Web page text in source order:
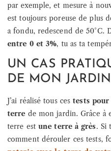
par exemple, et mesure à
est toujours poreuse de plus
a fondu, redescend de 50°C.
entre 0 et 3%, tu as ta
UN CAS
DE MON JARDIN
J’ai réalisé tous cestests pour
terre de mon jardin. Grâce à
terre est une terre à grès. Si
comment dérouler ces tests,